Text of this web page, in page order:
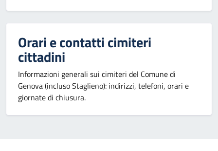
Orari e contatti cimiteri
cittadini
Informazioni generali sui cimiteri del Comune di
Genova (incluso Staglieno): indirizzi, telefoni, orari e
giornate di chiusura.